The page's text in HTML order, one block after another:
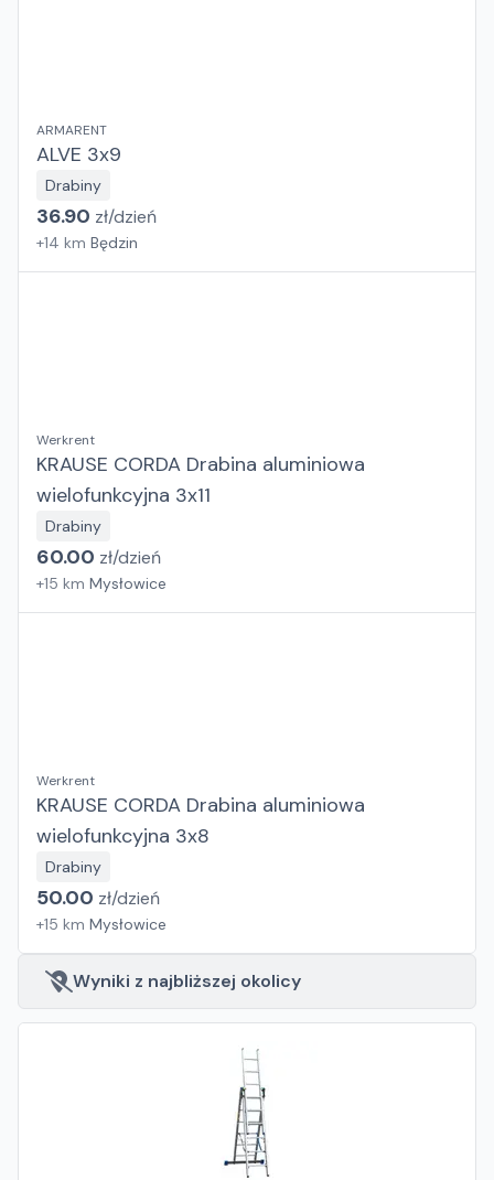
ARMARENT
ALVE 3x9
Drabiny
36.90 zł/dzień
+14 km Będzin
Werkrent
KRAUSE CORDA Drabina aluminiowa
wielofunkcyjna 3x11
Drabiny
60.00 zł/dzień
+15 km Mysłowice
Werkrent
KRAUSE CORDA Drabina aluminiowa
wielofunkcyjna 3x8
Drabiny
50.00 zł/dzień
+15 km Mysłowice
Wyniki z najbliższej okolicy